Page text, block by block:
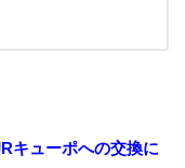
キューポへの交換に